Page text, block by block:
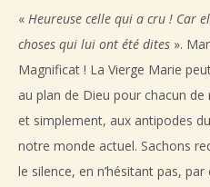
« Heureuse celle qui a cru ! Car
choses qui lui ont été dites ».
Magnificat ! La Vierge Marie
au plan de Dieu pour chacun
et simplement, aux antipodes
notre monde actuel. Sachons
le silence, en n’hésitant pas,